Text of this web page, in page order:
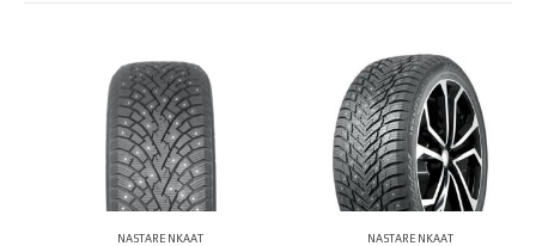
NASTARENKAAT NASTARENKAAT